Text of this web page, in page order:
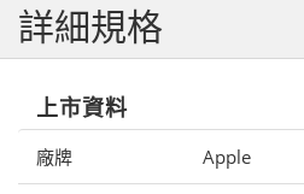
詳細規格
上市資料
廠牌 Apple